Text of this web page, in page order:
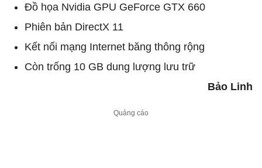
Đồ họa Nvidia GPU GeForce GTX 660
Phiên bản DirectX 11
Kết nối mạng Internet băng thông rộng
Còn trống 10 GB dung lượng lưu trữ
Bảo Linh